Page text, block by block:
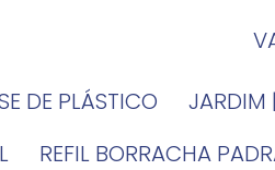
DE PLÁSTICO
REFIL BORRACHA